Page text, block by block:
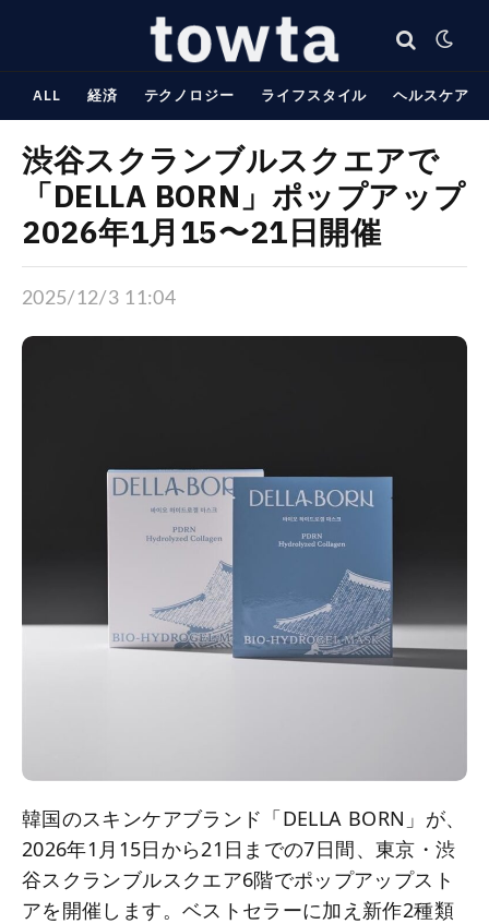
ALL 経済 テクノロジー ライフスタイル ヘルスケア
渋谷スクランブルスクエアで
「DELLA BORN」ポップアップ
2026年1月15〜21日開催
2025/12/3 11:04
韓国のスキンケアブランド「DELLA BORN」が、
2026年1月15日から21日までの7日間、東京・渋
谷スクランブルスクエア6階でポップアップスト
アを開催します。ベストセラーに加え新作2種類